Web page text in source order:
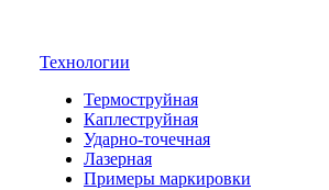
Технологии
Термоструйная
Каплеструйная
Ударно-точечная
Лазерная
Примеры маркировки